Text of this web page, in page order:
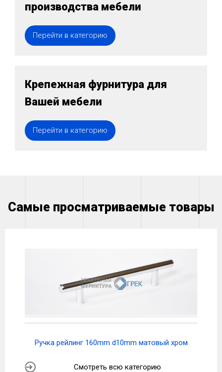
производства мебели
Перейти в категорию
Крепежная фурнитура для
Вашей мебели
Перейти в категорию
Самые просматриваемые товары
Ручка рейлинг 160mm d10mm матовый хром
Смотреть всю категорию